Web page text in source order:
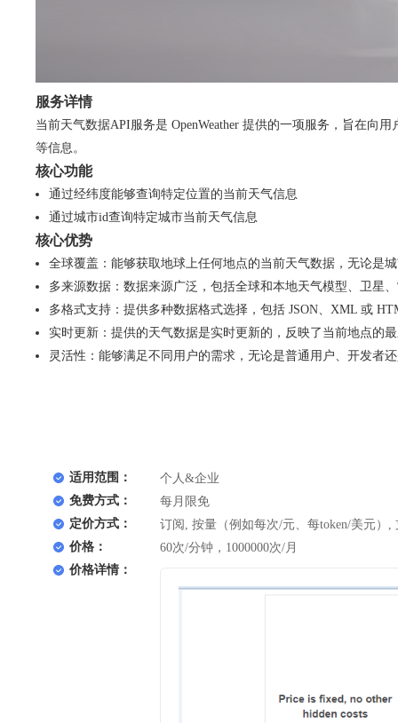
服务详情
当前天气数据API服务是 OpenWeather 提供的一项服务，旨在向
等信息。
核心功能
通过经纬度能够查询特定位置的当前天气信息
通过城市id查询特定城市当前天气信息
核心优势
全球覆盖：能够获取地球上任何地点的当前天气数据，无论是
多来源数据：数据来源广泛，包括全球和本地天气模型、卫星
多格式支持：提供多种数据格式选择，包括 JSON、XML 或
实时更新：提供的天气数据是实时更新的，反映了当前地点的
灵活性：能够满足不同用户的需求，无论是普通用户、开发者
适用范围：
个人&企业
免费方式：
每月限免
定价方式：
订阅, 按量（例如每次/元、每token/美元）,
价格：
60次/分钟，1000000次/月
价格详情：